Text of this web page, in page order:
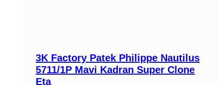
3K Factory Patek Philippe Nautilus
5711/1P Mavi Kadran Super Clone
Eta